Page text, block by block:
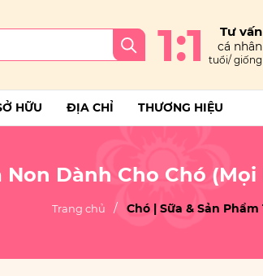
1:1 Tư vấn
cá nhân
tuổi/ giống
HỮU ĐỊA CHỈ THƯƠNG HIỆU
Non Dành Cho Chó
Trang chủ Chó | Sữa & Sản Phẩm